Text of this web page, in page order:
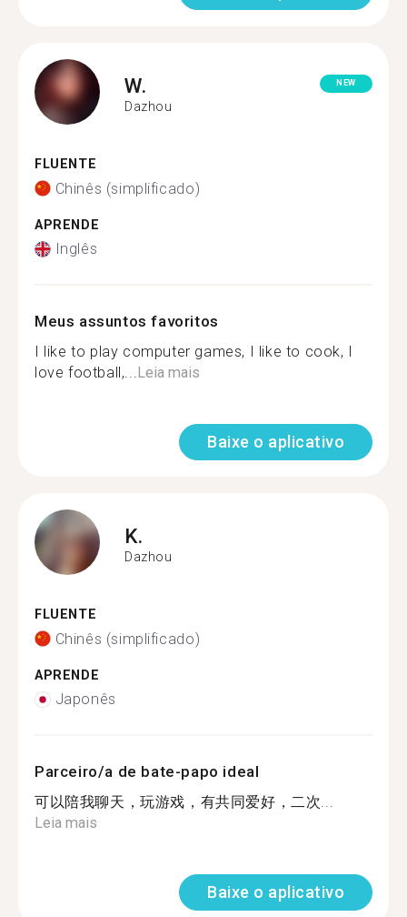
W.
Dazhou
NEW
FLUENTE
Chinês (simplificado)
APRENDE
Inglês
Meus assuntos favoritos
I like to play computer games, I like to cook, I
love football,...Leia mais
Baixe o aplicativo
K.
Dazhou
FLUENTE
Chinês (simplificado)
APRENDE
Japonês
Parceiro/a de bate-papo ideal
可以陪我聊天，玩游戏，有共同爱好，二次...
Leia mais
Baixe o aplicativo